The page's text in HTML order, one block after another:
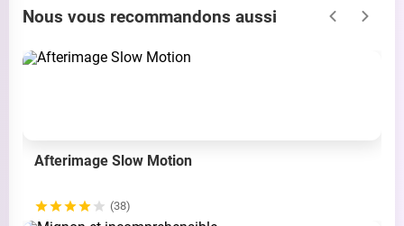
Nous vous recommandons aussi
Afterimage Slow Motion
(38)